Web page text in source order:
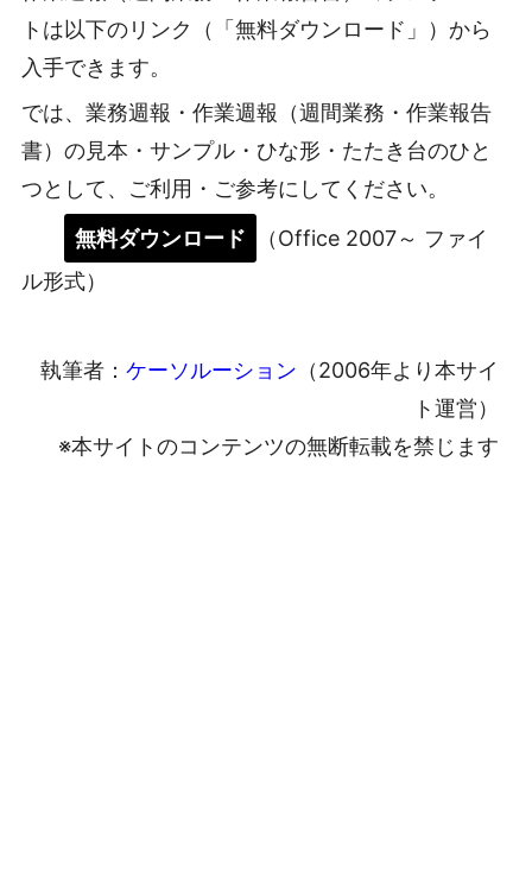
トは以下のリンク（「無料ダウンロード」）から
入手できます。
では、業務週報・作業週報（週間業務・作業報告
書）の見本・サンプル・ひな形・たたき台のひと
つとして、ご利用・ご参考にしてください。
無料ダウンロード
（Office 2007～ ファイ
ル形式）
執筆者： ケーソルーション （2006年より本サイ
ト運営）
※本サイトのコンテンツの無断転載を禁じます